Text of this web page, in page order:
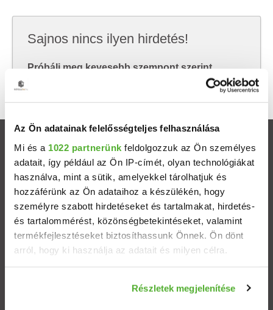
Az Ön adatainak felelősségteljes felhasználása
Mi és a 1022 partnerünk feldolgozzuk az Ön személyes
adatait, így például az Ön IP-címét, olyan technológiákat
használva, mint a sütik, amelyekkel tárolhatjuk és
hozzáférünk az Ön adataihoz a készülékén, hogy
személyre szabott hirdetéseket és tartalmakat, hirdetés-
és tartalommérést, közönségbetekintéseket, valamint
termékfejlesztéseket biztosíthassunk Önnek. Ön dönt
arról, hogy ki használja az adatait és milyen célra.
Információgyűjtés az Ön földrajzi elhelyezkedéséről
Részletek megjelenítése
Sajnos nincs ilyen hirdetés!
Próbálj meg kevesebb szempont szerint
keresni, hátha akkor megtalálod, amit keresel.
Ingatlanok
Eladó házak
Eladó lakások
Települések